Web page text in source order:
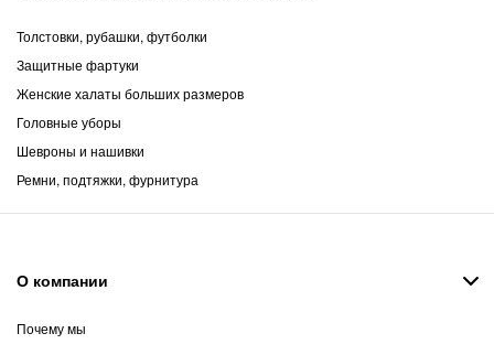
Толстовки, рубашки, футболки
Защитные фартуки
Женские халаты больших размеров
Головные уборы
Шевроны и нашивки
Ремни, подтяжки, фурнитура
О компании
Почему мы